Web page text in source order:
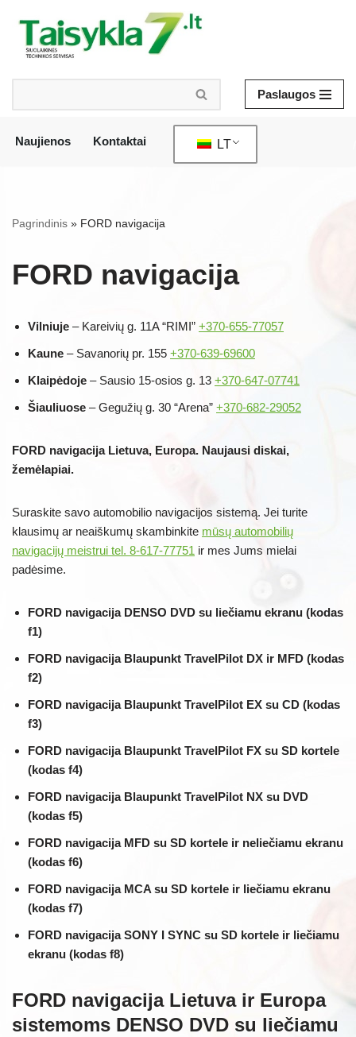
Pereiti
prie
turinio
Paslaugos
Naujienos Kontaktai LT
Pagrindinis » FORD navigacija
FORD navigacija
Vilniuje – Kareivių g. 11A “RIMI” +370-655-77057
Kaune – Savanorių pr. 155 +370-639-69600
Klaipėdoje – Sausio 15-osios g. 13 +370-647-07741
Šiauliuose – Gegužių g. 30 “Arena” +370-682-29052
FORD navigacija Lietuva, Europa. Naujausi diskai,
žemėlapiai.
Suraskite savo automobilio navigacijos sistemą. Jei turite
klausimų ar neaiškumų skambinkite mūsų automobilių
navigacijų meistrui tel. 8-617-77751 ir mes Jums mielai
padėsime.
FORD navigacija DENSO DVD su liečiamu ekranu (kodas
f1)
FORD navigacija Blaupunkt TravelPilot DX ir MFD (kodas
f2)
FORD navigacija Blaupunkt TravelPilot EX su CD (kodas
f3)
FORD navigacija Blaupunkt TravelPilot FX su SD kortele
(kodas f4)
FORD navigacija Blaupunkt TravelPilot NX su DVD
(kodas f5)
FORD navigacija MFD su SD kortele ir neliečiamu ekranu
(kodas f6)
FORD navigacija MCA su SD kortele ir liečiamu ekranu
(kodas f7)
FORD navigacija SONY I SYNC su SD kortele ir liečiamu
ekranu (kodas f8)
FORD navigacija Lietuva ir Europa
sistemoms DENSO DVD su liečiamu